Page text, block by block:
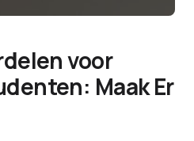
voor
Maak Er